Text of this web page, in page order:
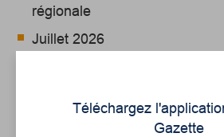
régionale
Juillet 2026
Le sport professionnel
Et les politiques peinent à
Téléchargez
Gazette